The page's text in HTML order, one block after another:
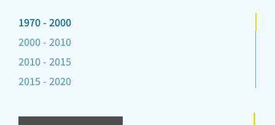
1970 - 2000
2000 - 2010
2010 - 2015
2015 - 2020